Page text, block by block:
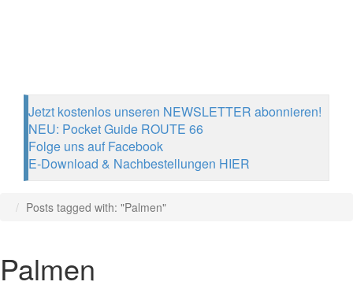
Jetzt kostenlos unseren NEWSLETTER abonnieren!
NEU: Pocket Guide ROUTE 66
Folge uns auf Facebook
E-Download & Nachbestellungen HIER
Posts tagged with: "Palmen"
Palmen